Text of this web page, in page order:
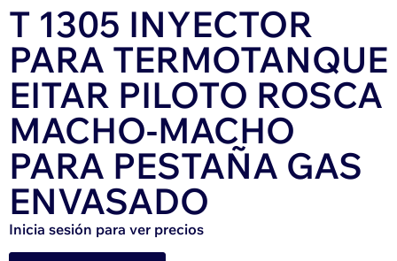
T 1305 INYECTOR
PARA TERMOTANQUE
EITAR PILOTO ROSCA
MACHO-MACHO
PARA PESTAÑA GAS
ENVASADO
Inicia sesión para ver precios